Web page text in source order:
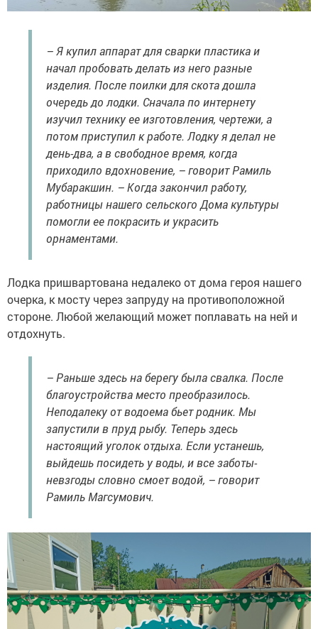
– Я купил аппарат для сварки пластика и
начал пробовать делать из него разные
изделия. После поилки для скота дошла
очередь до лодки. Сначала по интернету
изучил технику ее изготовления, чертежи, а
потом приступил к работе. Лодку я делал не
день-два, а в свободное время, когда
приходило вдохновение, – говорит Рамиль
Мубаракшин. – Когда закончил работу,
работницы нашего сельского Дома культуры
помогли ее покрасить и украсить
орнаментами.
Лодка пришвартована недалеко от дома героя нашего
очерка, к мосту через запруду на противоположной
стороне. Любой желающий может поплавать на ней и
отдохнуть.
– Раньше здесь на берегу была свалка. После
благоустройства место преобразилось.
Неподалеку от водоема бьет родник. Мы
запустили в пруд рыбу. Теперь здесь
настоящий уголок отдыха. Если устанешь,
выйдешь посидеть у воды, и все заботы-
невзгоды словно смоет водой, – говорит
Рамиль Магсумович.